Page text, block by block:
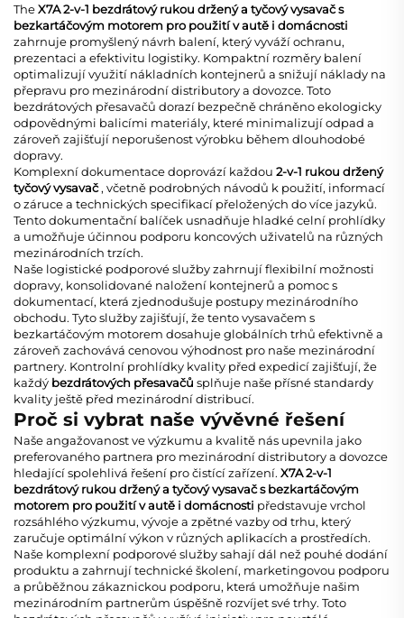
TheX7A 2-v-1 bezdrátový rukou držený a tyčový vysavač s
bezkartáčovým motorem pro použití v autě i domácnosti
zahrnuje promyšlený návrh balení, který vyváží ochranu,
prezentaci a efektivitu logistiky. Kompaktní rozměry balení
optimalizují využití nákladních kontejnerů a snižují náklady na
přepravu pro mezinárodní distributory a dovozce. Toto
bezdrátových přesavačů dorazí bezpečně chráněno ekologicky
odpovědnými balicími materiály, které minimalizují odpad a
zároveň zajišťují neporušenost výrobku během dlouhodobé
dopravy.
Komplexní dokumentace doprovází každou 2-v-1 rukou držený
tyčový vysavač, včetně podrobných návodů k použití, informací
o záruce a technických specifikací přeložených do více jazyků.
Tento dokumentační balíček usnadňuje hladké celní prohlídky
a umožňuje účinnou podporu koncových uživatelů na různých
mezinárodních trzích.
Naše logistické podporové služby zahrnují flexibilní možnosti
dopravy, konsolidované naložení kontejnerů a pomoc s
dokumentací, která zjednodušuje postupy mezinárodního
obchodu. Tyto služby zajišťují, že tentovysavačem s
bezkartáčovým motorem dosahuje globálních trhů efektivně a
zároveň zachovává cenovou výhodnost pro naše mezinárodní
partnery. Kontrolní prohlídky kvality před expedicí zajišťují, že
každý bezdrátových přesavačů splňuje naše přísné standardy
kvality ještě před mezinárodní distribucí.
Proč si vybrat naše vývěvné řešení
Naše angažovanost ve výzkumu a kvalitě nás upevnila jako
preferovaného partnera pro mezinárodní distributory a dovozce
hledající spolehlivá řešení pro čistící zařízení. X7A 2-v-1
bezdrátový rukou držený a tyčový vysavač s bezkartáčovým
motorem pro použití v autě i domácnosti představuje vrchol
rozsáhlého výzkumu, vývoje a zpětné vazby od trhu, který
zaručuje optimální výkon v různých aplikacích a prostředích.
Naše komplexní podporové služby sahají dál než pouhé dodání
produktu a zahrnují technické školení, marketingovou podporu
a průběžnou zákaznickou podporu, která umožňuje našim
mezinárodním partnerům úspěšně rozvíjet své trhy. Toto